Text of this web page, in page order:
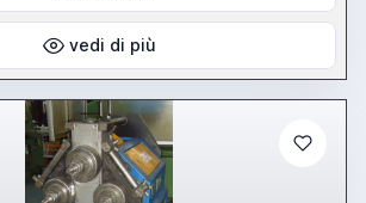
vedi di più